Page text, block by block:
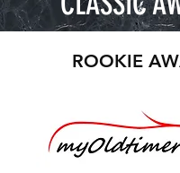
ROOKIE